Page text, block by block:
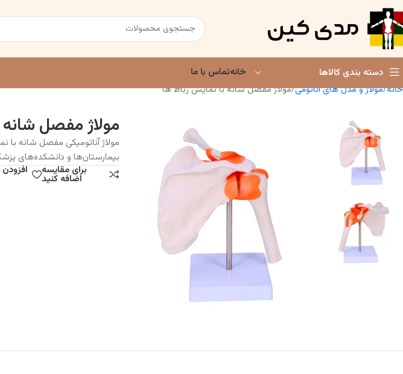
دسته بندی کالاها خانهتماس با ما
خانه مولاژ و مدل های آناتومی مولاژ مفصل شانه با نمایش رباط ها
مولاژ مفصل
مولاژ آناتومیکی مفصل شانه با
بیمارستان‌ها و دانشکده‌های
برای مقایسه
اضافه کنید
افزودن